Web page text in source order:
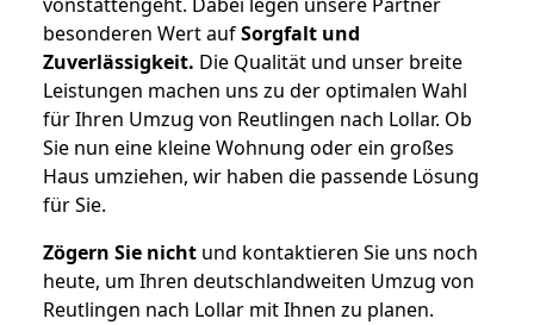
besonderen Wert aufSorgfalt und
Zuverlässigkeit. Die Qualität und unser breite
Leistungen machen uns zu der optimalen Wahl
für Ihren Umzug von Reutlingen nach Lollar. Ob
Sie nun eine kleine Wohnung oder ein großes
Haus umziehen, wir haben die passende Lösung
für Sie.
Zögern Sie nicht und kontaktieren Sie uns noch
heute, um Ihren deutschlandweiten Umzug von
Reutlingen nach Lollar mit Ihnen zu planen.